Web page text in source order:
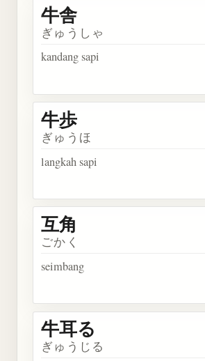
牛舎
ぎゅうしゃ
kandang sapi
牛歩
ぎゅうほ
langkah sapi
互角
ごかく
seimbang
牛耳る
ぎゅうじる